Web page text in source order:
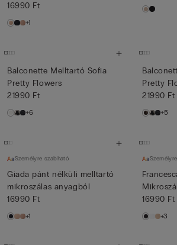
16990 Ft
+1
Balconette Melltartó Sofia
Pretty Flowers
21990 Ft
+6
Pretty
21990 Ft
+5
Személyre szabható
Giada pánt nélküli melltartó
mikroszálas anyagból
16990 Ft
+1
16990 Ft
+3